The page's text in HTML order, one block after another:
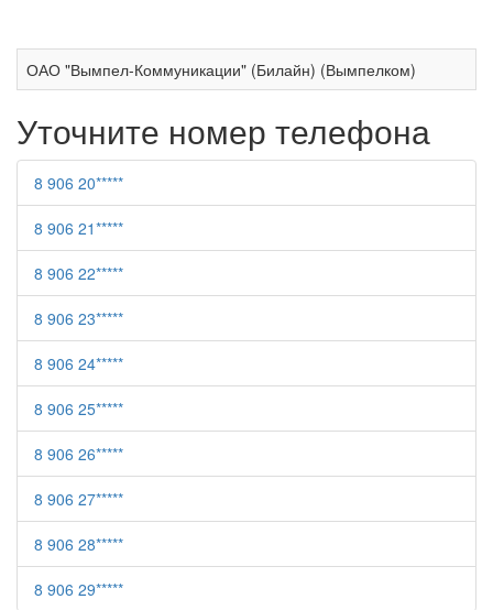
ОАО "Вымпел-Коммуникации" (Билайн) (Вымпелком)
Уточните номер телефона
8 906 20*****
8 906 21*****
8 906 22*****
8 906 23*****
8 906 24*****
8 906 25*****
8 906 26*****
8 906 27*****
8 906 28*****
8 906 29*****